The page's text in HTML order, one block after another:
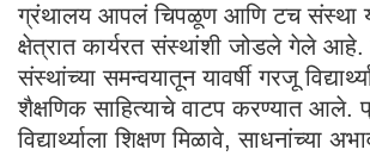
ग्रंथालय आपलं चिपळूण आणि टच संस्था
क्षेत्रात कार्यरत संस्थांशी जोडले गेले आहे.
संस्थांच्या समन्वयातून यावर्षी गरजू
शैक्षणिक साहित्याचे वाटप करण्यात आले.
विद्यार्थ्याला शिक्षण मिळावे, साधनांच्या